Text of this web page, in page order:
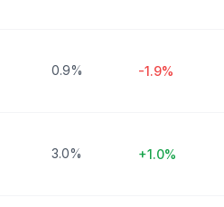
0.9% -1.9%
3.0% +1.0%